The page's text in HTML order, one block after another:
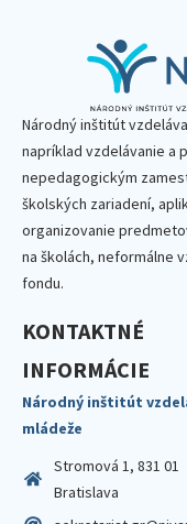
Národný inštitút
napríklad vzdelávanie a
nepedagogickým
školských zariadení,
organizovanie
na školách, neformálne
fondu.
KONTAKTNÉ
INFORMÁCIE
Národný inštitút
mládeže
Stromová 1, 831 01
Bratislava